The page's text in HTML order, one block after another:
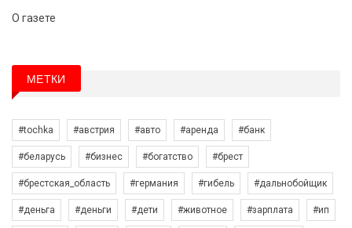
О газете
МЕТКИ
#tochka #австрия #авто #аренда #банк
#беларусь #бизнес #богатство #брест
#брестская_область #германия #гибель #дальнобойщик
#деньга #деньги #дети #животное #зарплата #ип